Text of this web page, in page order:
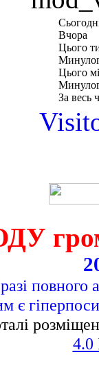
Вчора
Цього
Цього
За весь
повного
є
4.0